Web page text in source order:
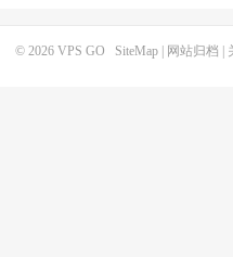
© 2026 VPS GO SiteMap| 网站归档